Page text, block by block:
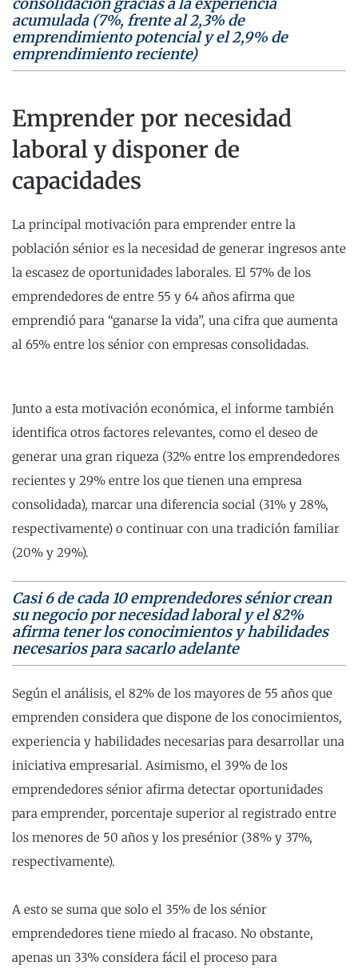
acumulada (7%, frente al 2,3% de
emprendimiento potencial y el 2,9% de
emprendimiento reciente)
Emprender por necesidad
laboral y disponer de
capacidades
La principal motivación para emprender entre la
población sénior es la necesidad de generar ingresos ante
la escasez de oportunidades laborales. El 57% de los
emprendedores de entre 55 y 64 años afirma que
emprendió para “ganarse la vida”, una cifra que aumenta
al 65% entre los sénior con empresas consolidadas.
Junto a esta motivación económica, el informe también
identifica otros factores relevantes, como el deseo de
generar una gran riqueza (32% entre los emprendedores
recientes y 29% entre los que tienen una empresa
consolidada), marcar una diferencia social (31% y 28%,
respectivamente) o continuar con una tradición familiar
(20% y 29%).
Casi 6 de cada 10 emprendedores sénior crean
su negocio por necesidad laboral y el 82%
afirma tener los conocimientos y habilidades
necesarios para sacarlo adelante
Según el análisis, el 82% de los mayores de 55 años que
emprenden considera que dispone de los conocimientos,
experiencia y habilidades necesarias para desarrollar una
iniciativa empresarial. Asimismo, el 39% de los
emprendedores sénior afirma detectar oportunidades
para emprender, porcentaje superior al registrado entre
los menores de 50 años y los presénior (38% y 37%,
respectivamente).
A esto se suma que solo el 35% de los sénior
emprendedores tiene miedo al fracaso. No obstante,
apenas un 33% considera fácil el proceso para